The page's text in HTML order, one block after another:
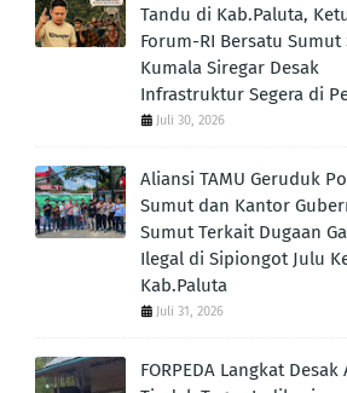
Tandu di Kab.Paluta,
Forum-RI Bersatu Sumut
Kumala Siregar Desak
Infrastruktur Segera di
Juli 30, 2026
Aliansi TAMU Geruduk
Sumut dan Kantor
Sumut Terkait Dugaan
Ilegal di Sipiongot Julu
Kab.Paluta
Juli 31, 2026
FORPEDA Langkat Desak